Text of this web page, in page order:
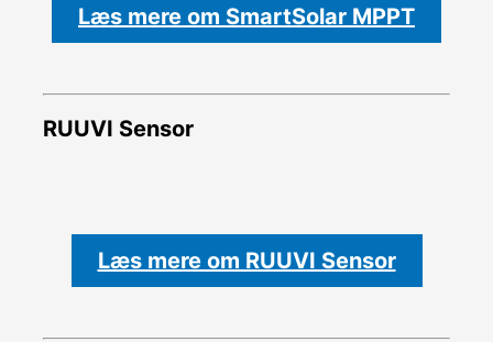
Læs mere om SmartSolar MPPT
RUUVI Sensor
Læs mere om RUUVI Sensor